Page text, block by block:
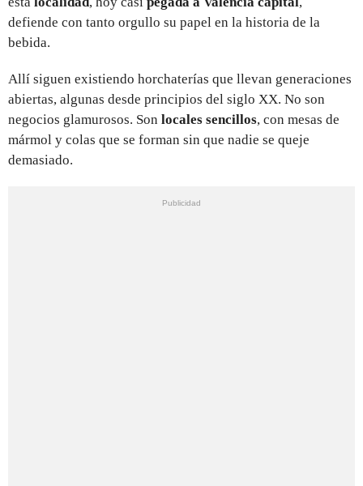
defiende con tanto orgullo su papel en la historia de la
bebida.
Allí siguen existiendo horchaterías que llevan generaciones
abiertas, algunas desde principios del siglo XX. No son
negocios glamurosos. Son locales sencillos, con mesas de
mármol y colas que se forman sin que nadie se queje
demasiado.